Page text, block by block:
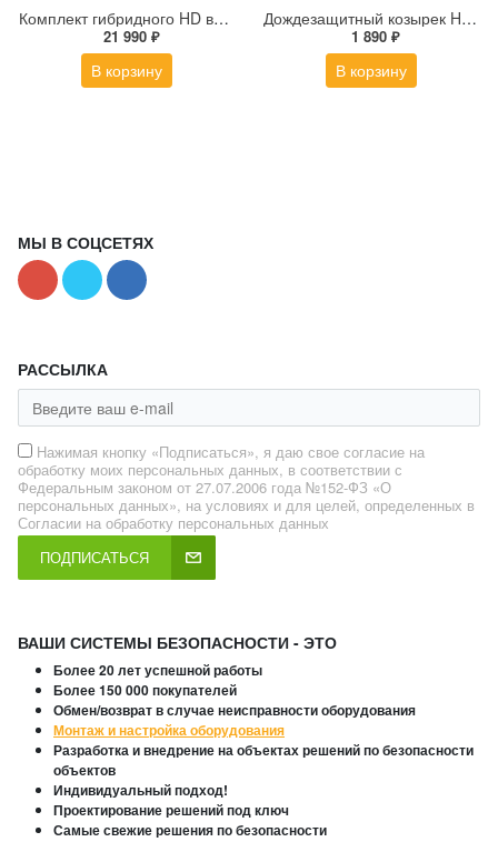
Комплект гибридного HD видеодомофона Hikvision DS-KIS313-P(B)
21 990 ₽
В корзину
Дождезащитный козырек Hikvision DS-KABV8113-RS/Surface
1 890 ₽
В корзину
МЫ В СОЦСЕТЯХ
РАССЫЛКА
Нажимая кнопку «Подписаться», я даю свое согласие на
обработку моих персональных данных, в соответствии с
Федеральным законом от 27.07.2006 года №152-ФЗ «О
персональных данных», на условиях и для целей, определенных в
Согласии на обработку персональных данных
ПОДПИСАТЬСЯ
ВАШИ СИСТЕМЫ БЕЗОПАСНОСТИ - ЭТО
Более 20 лет успешной работы
Более 150 000 покупателей
Обмен/возврат в случае неисправности оборудования
Монтаж и настройка оборудования
Разработка и внедрение на объектах решений по безопасности
объектов
Индивидуальный подход!
Проектирование решений под ключ
Самые свежие решения по безопасности